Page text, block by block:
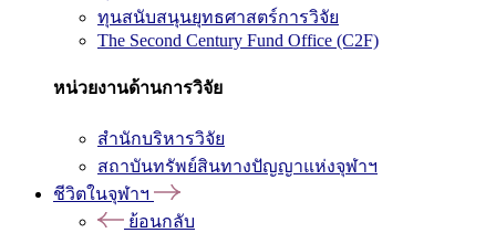
ทุนสนับสนุนยุทธศาสตร์การวิจัย
The Second Century Fund Office (C2F)
หน่วยงานด้านการวิจัย
สำนักบริหารวิจัย
สถาบันทรัพย์สินทางปัญญาแห่งจุฬาฯ
ชีวิตในจุฬาฯ
ย้อนกลับ